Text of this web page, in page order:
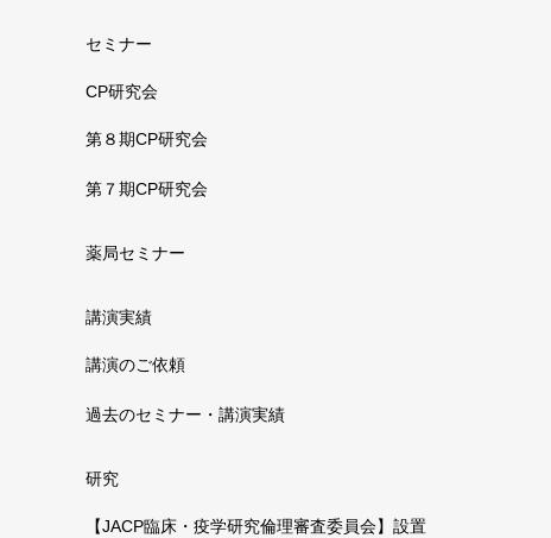
セミナー
CP研究会
第８期CP研究会
第７期CP研究会
薬局セミナー
講演実績
講演のご依頼
過去のセミナー・講演実績
研究
【JACP臨床・疫学研究倫理審査委員会】設置